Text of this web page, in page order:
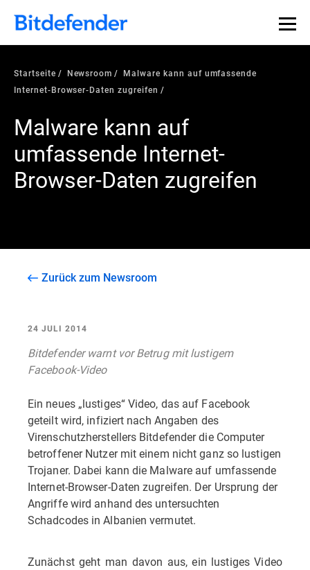
Startseite Newsroom
Malware kann auf umfassende
Internet-Browser-Daten zugreifen
Malware kann auf
umfassende Internet-
Browser-Daten zugreifen
Zurück zum Newsroom
24 JULI 2014
Bitdefender warnt vor Betrug mit lustigem
Facebook-Video
Ein neues „lustiges“ Video, das auf Facebook
geteilt wird, infiziert nach Angaben des
Virenschutzherstellers Bitdefender die Computer
betroffener Nutzer mit einem nicht ganz so lustigen
Trojaner. Dabei kann die Malware auf umfassende
Internet-Browser-Daten zugreifen. Der Ursprung der
Angriffe wird anhand des untersuchten
Schadcodes in Albanien vermutet.
Zunächst geht man davon aus, ein lustiges Video